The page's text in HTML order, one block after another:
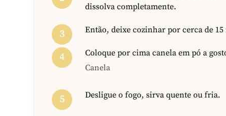
dissolva completamente.
Então, deixe cozinhar por cerca de
Coloque por cima canela em pó a
Canela
Desligue o fogo, sirva quente ou fria.